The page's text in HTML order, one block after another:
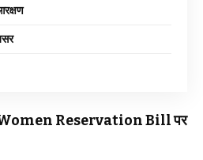
Women Reservation Bill पर